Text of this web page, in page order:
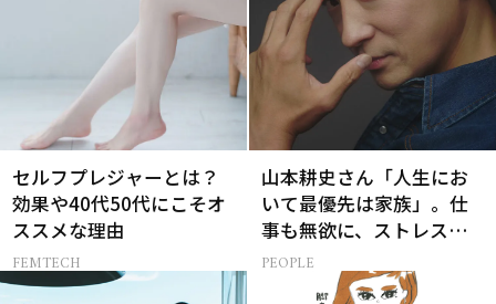
セルフプレジャーとは？
効果や40代50代にこそオ
ススメな理由
FEMTECH
山本耕史さん「人生にお
いて最優先は家族」。仕
事も無欲に、ストレスを
溜めない生き方
PEOPLE